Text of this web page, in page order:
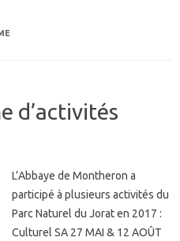
d’activités
L’Abbaye de Montheron a
participé à plusieurs activités du
Parc Naturel du Jorat en 2017 :
Culturel SA 27 MAI & 12 AOÛT